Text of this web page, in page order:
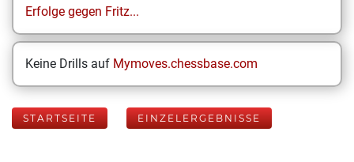
Erfolge gegen Fritz...
Keine Drills auf Mymoves.chessbase.com
STARTSEITE EINZELERGEBNISSE